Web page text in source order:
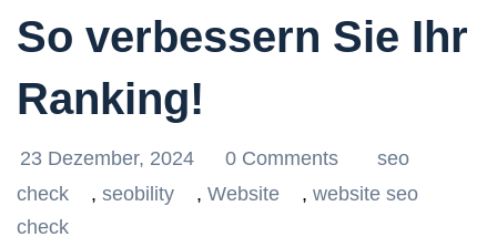
So verbessern Sie Ihr
Ranking!
23 Dezember, 2024 0 Comments
seo
check
, seobility , Website , website seo
check